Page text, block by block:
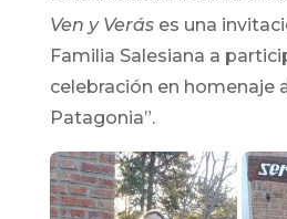
Ven y Veráses una
Familia Salesiana a
celebración en homenaje
Patagonia”.